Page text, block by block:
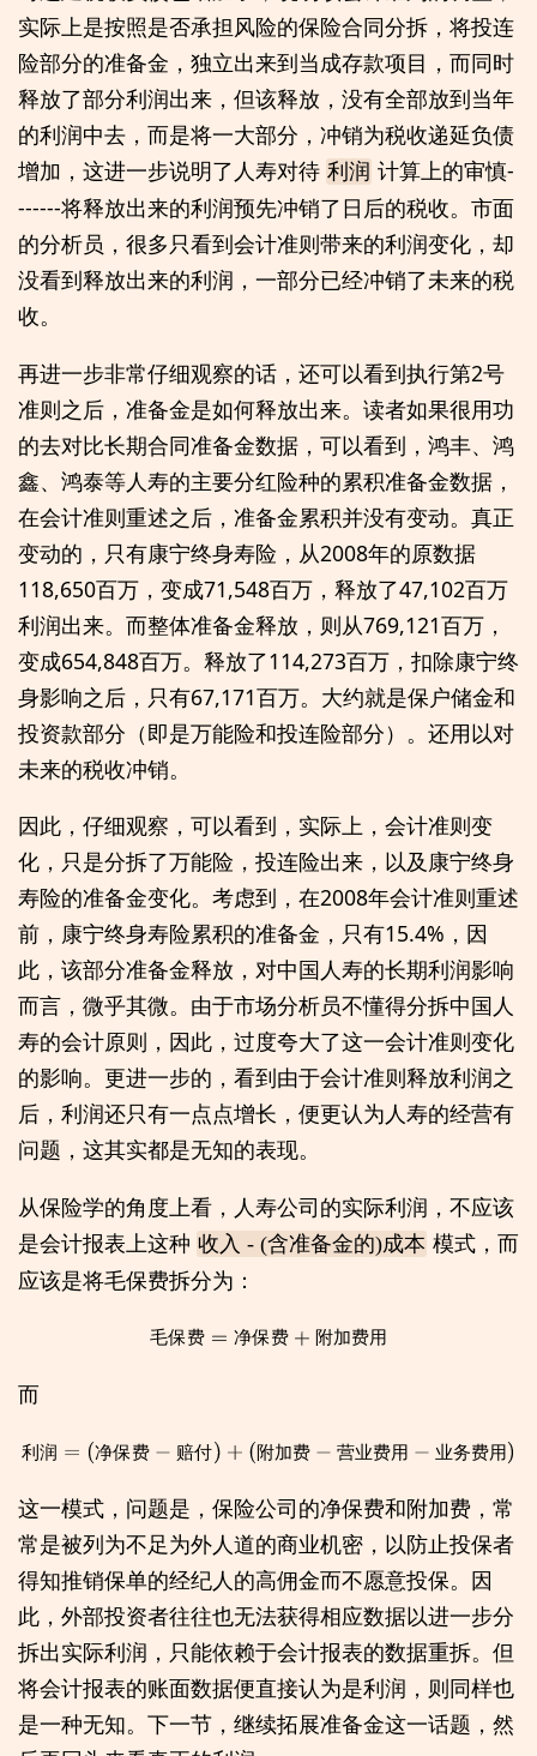
实际上是按照是否承担风险的保险合同分拆，将投连
险部分的准备金，独立出来到当成存款项目，而同时
释放了部分利润出来，但该释放，没有全部放到当年
的利润中去，而是将一大部分，冲销为税收递延负债
增加，这进一步说明了人寿对待 利润 计算上的审慎-
------将释放出来的利润预先冲销了日后的税收。市面
的分析员，很多只看到会计准则带来的利润变化，却
没看到释放出来的利润，一部分已经冲销了未来的税
收。
再进一步非常仔细观察的话，还可以看到执行第2号
准则之后，准备金是如何释放出来。读者如果很用功
的去对比长期合同准备金数据，可以看到，鸿丰、鸿
鑫、鸿泰等人寿的主要分红险种的累积准备金数据，
在会计准则重述之后，准备金累积并没有变动。真正
变动的，只有康宁终身寿险，从2008年的原数据
118,650百万，变成71,548百万，释放了47,102百万
利润出来。而整体准备金释放，则从769,121百万，
变成654,848百万。释放了114,273百万，扣除康宁终
身影响之后，只有67,171百万。大约就是保户储金和
投资款部分（即是万能险和投连险部分）。还用以对
未来的税收冲销。
因此，仔细观察，可以看到，实际上，会计准则变
化，只是分拆了万能险，投连险出来，以及康宁终身
寿险的准备金变化。考虑到，在2008年会计准则重述
前，康宁终身寿险累积的准备金，只有15.4%，因
此，该部分准备金释放，对中国人寿的长期利润影响
而言，微乎其微。由于市场分析员不懂得分拆中国人
寿的会计原则，因此，过度夸大了这一会计准则变化
的影响。更进一步的，看到由于会计准则释放利润之
后，利润还只有一点点增长，便更认为人寿的经营有
问题，这其实都是无知的表现。
从保险学的角度上看，人寿公司的实际利润，不应该
是会计报表上这种 收入 - (含准备金的)成本 模式，而
应该是将毛保费拆分为：
毛保费 净保费 附加费用
毛保费= 净保费+附 加费用
而
利 润 净保费 赔付 附加费 营业费用 业务费用
利 润=(净保 费 −赔付 +( 附加费−营业费用−业 务费用)
这一模式，问题是，保险公司的净保费和附加费，常
常是被列为不足为外人道的商业机密，以防止投保者
得知推销保单的经纪人的高佣金而不愿意投保。因
此，外部投资者往往也无法获得相应数据以进一步分
拆出实际利润，只能依赖于会计报表的数据重拆。但
将会计报表的账面数据便直接认为是利润，则同样也
是一种无知。下一节，继续拓展准备金这一话题，然